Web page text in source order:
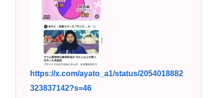
『ライザのアトリエ3』ウェディングドレス姿のライ
ザがフィギュア化キタ───(ﾟ∀ﾟ)───!!!!!
早稲田大生、複数名がゴールドカードのポイント詐
欺で無銭飲食
B’z「重いマーシャル運んでた腰の痛みまだ覚えてる
の」俺くん「マーシャルって何？🙄」
高市早苗さん、憧れのバンドを官邸に招き、自身の
https://x.com/ayato_a1/status/2054018882
323837142?s=46